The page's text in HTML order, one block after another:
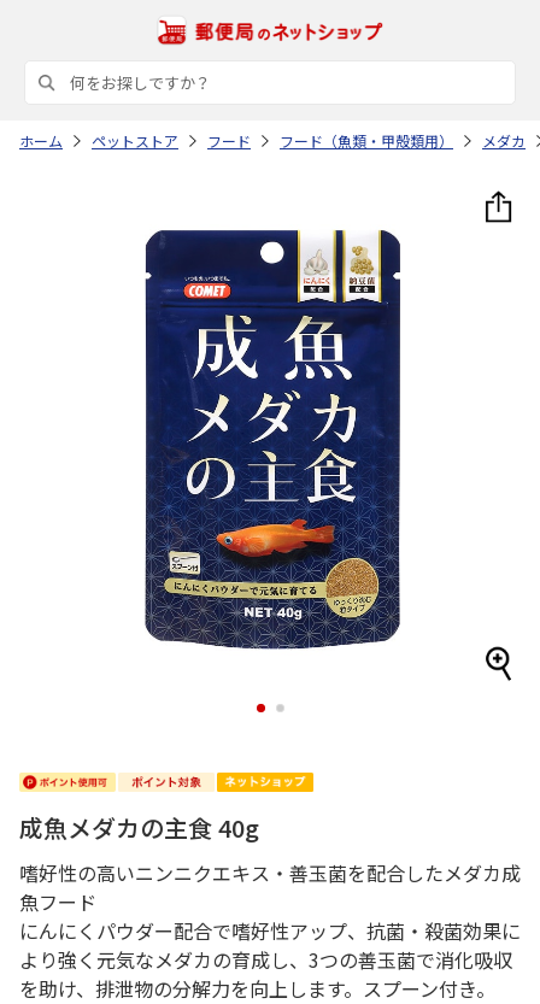
ホーム ペットストア フード フード（魚類・甲殻類用） メダカ
1 2
成魚メダカの主食 40g
嗜好性の高いニンニクエキス・善玉菌を配合したメダカ成
魚フード
にんにくパウダー配合で嗜好性アップ、抗菌・殺菌効果に
より強く元気なメダカの育成し、3つの善玉菌で消化吸収
を助け、排泄物の分解力を向上します。スプーン付き。